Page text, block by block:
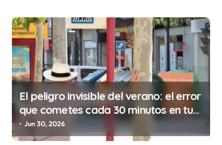
t
r
a
d
a
s
El peligro invisible del verano: el error
que cometes cada 30 minutos en tu
trabajo (y la ilegalidad que te puede
costar la vida)
Jun 30, 2026